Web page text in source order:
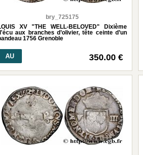
bry_725175
XV "THE WELL-BELOVED" Dixième
aux branches d’olivier, tête ceinte d’un
1756 Grenoble
AU 350.00 €